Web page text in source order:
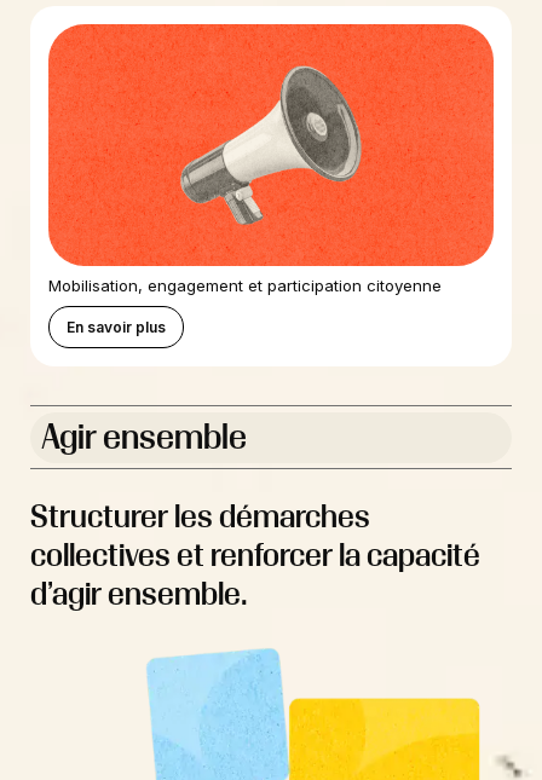
Mobilisation, engagement et participation citoyenne
En savoir plus
Agir ensemble
Structurer les démarches
collectives et renforcer la capacité
d’agir ensemble.